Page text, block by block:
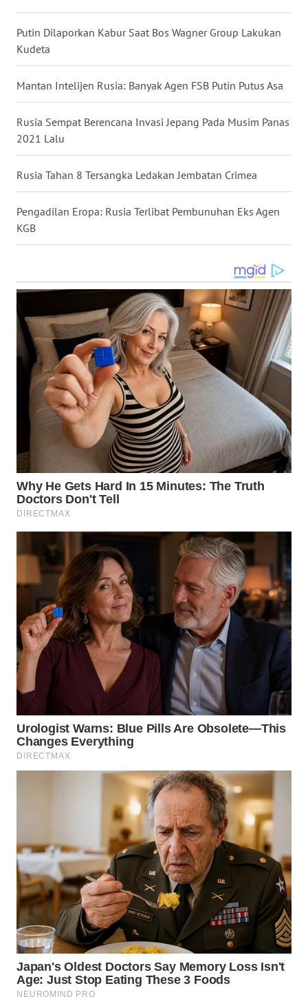
Putin Dilaporkan Kabur Saat Bos Wagner Group Lakukan
Kudeta
Mantan Intelijen Rusia: Banyak Agen FSB Putin Putus Asa
Rusia Sempat Berencana Invasi Jepang Pada Musim Panas
2021 Lalu
Rusia Tahan 8 Tersangka Ledakan Jembatan Crimea
Pengadilan Eropa: Rusia Terlibat Pembunuhan Eks Agen
KGB
KALTARA
KALSEL
WN
KALTIM
WN
SULSEL
GORONTALO
WN
SULUT
WN
MALUKU
WN
MALUT
WN
DANAU
TOBA
NIAS
WN
LANGKAT
WN
TAPANULI
SELATAN
WN
TANJUNG
LESUNG
SIMALUNGUN
WN
LABUHANBATU
WN
TAPANULI
TENGAH
WN DELI